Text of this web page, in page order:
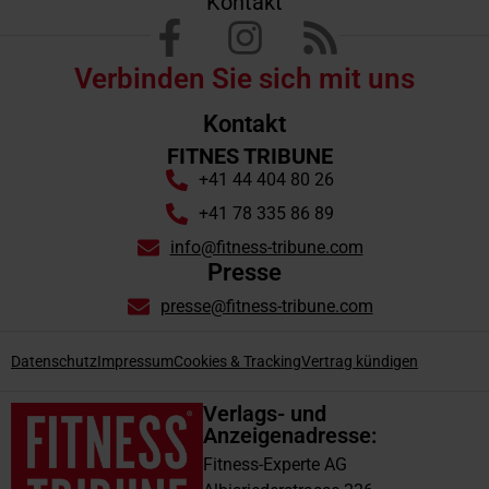
Verlags- und
Anzeigenadresse:
Fitness-Experte AG
Kontakt
FITNES TRIBUNE
+41 44 404 80 26
+41 78 335 86 89
info@fitness-tribune.com
Presse
presse@fitness-tribune.com
Verbinden Sie sich mit uns
DatenschutzImpressumCookies & TrackingVertrag kündigen